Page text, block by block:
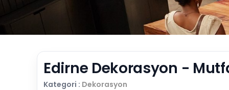
Edirne Dekorasyon -
Kategori : Dekorasyon